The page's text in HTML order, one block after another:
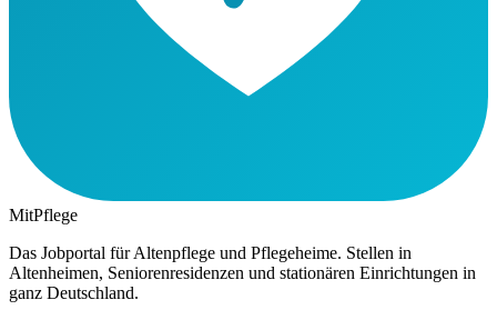
MitPflege
Das Jobportal für Altenpflege und Pflegeheime. Stellen in
Altenheimen, Seniorenresidenzen und stationären Einrichtungen in
ganz Deutschland.